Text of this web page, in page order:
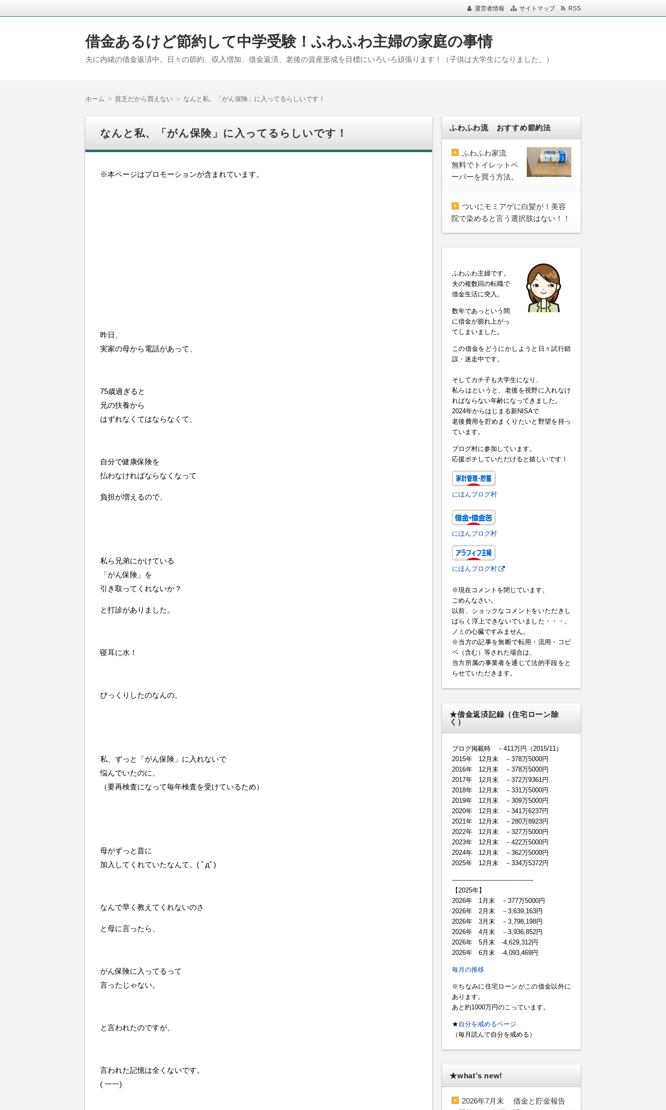
運営者情報 サイトマップ RSS
借金あるけど節約して中学受験！ふわふわ主婦の家庭の事情
夫に内緒の借金返済中。日々の節約、収入増加、借金返済、老後の資産形成を目標にいろいろ頑張ります！（子供は大学生になりました。）
ホーム 貧乏だから買えない なんと私、「がん保険」に入ってるらしいです！
なんと私、「がん保険」に入ってるらしいです！
※本ページはプロモーションが含まれています。
昨日、
実家の母から電話があって、
75歳過ぎると
兄の扶養から
はずれなくてはならなくて、
自分で健康保険を
払わなければならなくなって
負担が増えるので、
私ら兄弟にかけている
「がん保険」を
引き取ってくれないか？
と打診がありました。
寝耳に水！
びっくりしたのなんの。
私、ずっと「がん保険」に入れないで
悩んでいたのに、
（要再検査になって毎年検査を受けているため）
母がずっと昔に
加入してくれていたなんて。( ﾟдﾟ)
なんで早く教えてくれないのさ
と母に言ったら、
がん保険に入ってるって
言ったじゃない。
と言われたのですが、
言われた記憶は全くないです。
( 一一)
ふわふわ流 おすすめ節約法
ふわふわ家流
無料でトイレットペ
ーパーを買う方法。
ついにモミアゲに白髪が！美容
院で染めると言う選択肢はない！！
ふわふわ主婦です。
夫の複数回の転職で
借金生活に突入。
数年であっという間
に借金が膨れ上がっ
てしまいました。
この借金をどうにかしようと日々試行錯
誤・迷走中です。
そしてカチ子も大学生になり、
私らはというと、老後を視野に入れなけ
ればならない年齢になってきました。
2024年からはじまる新NISAで
老後費用を貯めまくりたいと野望を持っ
ています。
ブログ村に参加しています。
応援ポチしていただけると嬉しいです！
にほんブログ村
にほんブログ村
にほんブログ村
※現在コメントを閉じています。
ごめんなさい。
以前、ショックなコメントをいただきし
ばらく浮上できないでいました・・・。
ノミの心臓ですみません。
※当方の記事を無断で転用・流用・コピ
ペ（含む）等された場合は、
当方所属の事業者を通じて法的手段をと
らせていただきます。
★借金返済記録（住宅ローン除
く）
ブログ掲載時 －411万円（2015/11）
2015年 12月末 －378万5000円
2016年 12月末 －378万5000円
2017年 12月末 －372万9361円
2018年 12月末 －331万5000円
2019年 12月末 －309万5000円
2020年 12月末 －341万6237円
2021年 12月末 －280万8923円
2022年 12月末 －327万5000円
2023年 12月末 －422万5000円
2024年 12月末 －362万5000円
2025年 12月末 －334万5372円
-----------------------------------------
【2025年】
2026年 1月末 －377万5000円
2026年 2月末 －3,639,163円
2026年 3月末 －3,798,198円
2026年 4月末 －3,936,852円
2026年 5月末 -4,629,312円
2026年 6月末 -4,093,469円
毎月の推移
※ちなみに住宅ローンがこの借金以外に
あります。
あと約1000万円のこっています。
★自分を戒めるページ
（毎月読んで自分を戒める）
★what’s new!
2026年7月末 借金と貯金報告